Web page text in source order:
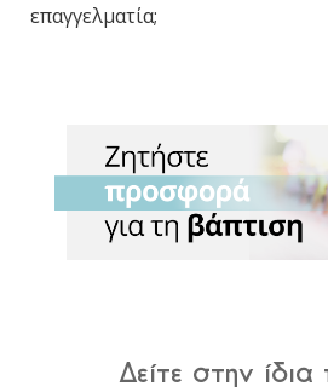
επαγγελματία;
Δείτε στην ίδια